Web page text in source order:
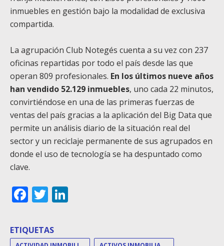
inmuebles en gestión bajo la modalidad de exclusiva
compartida.
La agrupación Club Notegés cuenta a su vez con 237
oficinas repartidas por todo el país desde las que
operan 809 profesionales. En los últimos nueve años
han vendido 52.129 inmuebles, uno cada 22 minutos,
convirtiéndose en una de las primeras fuerzas de
ventas del país gracias a la aplicación del Big Data que
permite un análisis diario de la situación real del
sector y un reciclaje permanente de sus agrupados en
donde el uso de tecnología se ha despuntado como
clave.
Facebook
Twitter
ETIQUETAS